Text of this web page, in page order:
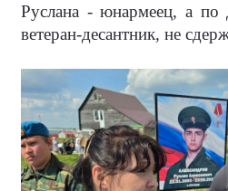
Руслана - юнармеец, а
ветеран-десантник, не